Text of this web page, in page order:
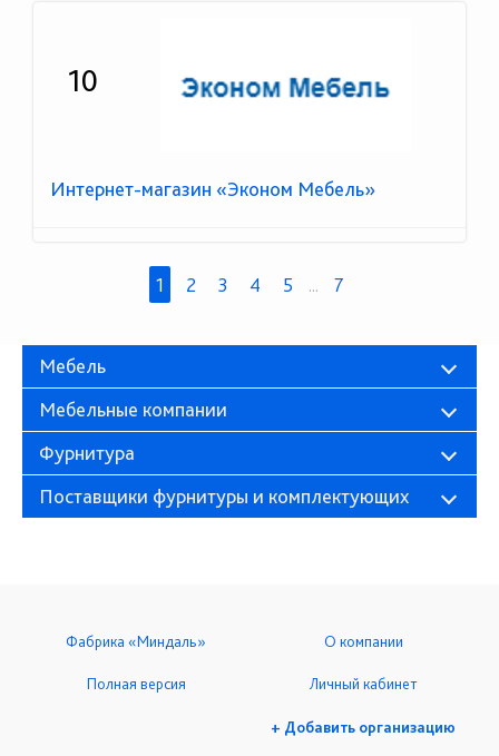
10
Интернет-магазин «Эконом Мебель»
1 2 3 4 5 ... 7
Мебель
Мебельные компании
Фурнитура
Поставщики фурнитуры и комплектующих
Фабрика «Миндаль» О компании
Полная версия Личный кабинет
+ Добавить организацию